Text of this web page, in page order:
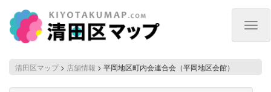
清田区マップ > 店舗情報 > 平岡地区町内会連合会（平岡地区会館）